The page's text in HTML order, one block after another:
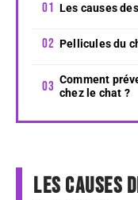
Les causes
Pellicules du
Comment
chez le chat ?
Les causes